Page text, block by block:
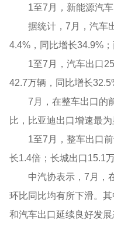
1至7月，新能源汽
据统计，7月，汽车
4.4%，同比增长34.9%
1至7月，汽车出口
42.7万辆，同比增长
7月，在整车出口的
比，比亚迪出口增速最
1至7月，整车出口
长1.4倍；长城出口15.1
中汽协表示，7月，
环比同比均有所下滑。
和汽车出口延续良好发展